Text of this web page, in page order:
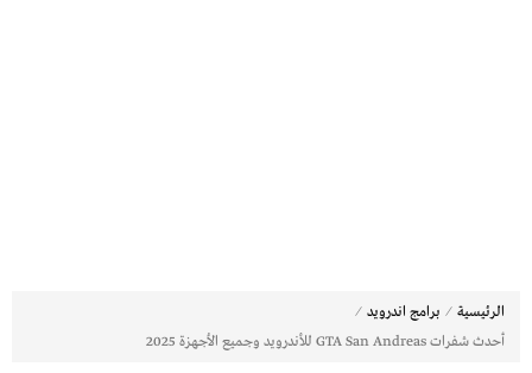
الرئيسية ⁄ برامج اندرويد ⁄
أحدث شفرات GTA San Andreas للأندرويد وجميع الأجهزة 2025